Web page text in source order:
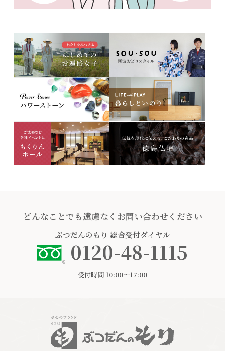
どんなことでも遠慮なくお問い合わせください
ぶつだんのもり 総合受付ダイヤル
0120-48-1115
受付時間 10:00〜17:00